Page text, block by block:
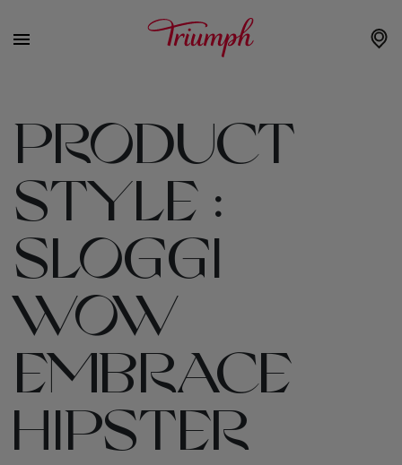
PRODUCT
STYLE :
SLOGGI
WOW
EMBRACE
HIPSTER